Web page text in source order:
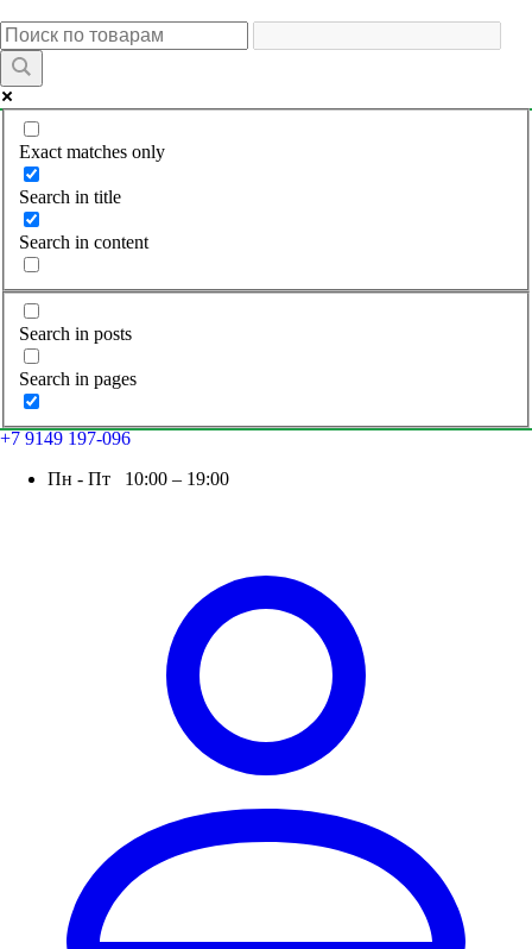
Exact matches only
Search in title
Search in content
Search in posts
Search in pages
+7 9149 197-096
Пн - Пт 10:00 – 19:00